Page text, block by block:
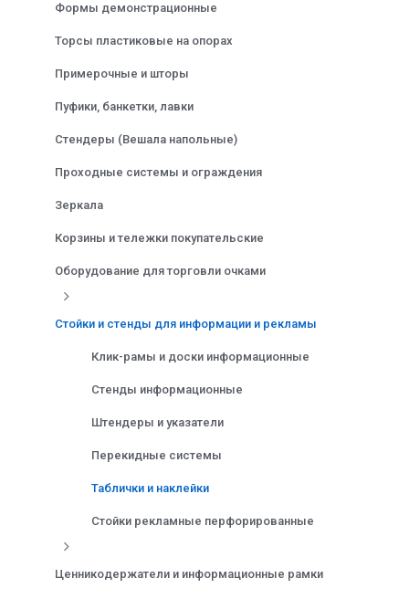
Формы демонстрационные
Торсы пластиковые на опорах
Примерочные и шторы
Пуфики, банкетки, лавки
Стендеры (Вешала напольные)
Проходные системы и ограждения
Зеркала
Корзины и тележки покупательские
Оборудование для торговли очками
Стойки и стенды для информации и рекламы
Клик-рамы и доски информационные
Стенды информационные
Штендеры и указатели
Перекидные системы
Таблички и наклейки
Стойки рекламные перфорированные
Ценникодержатели и информационные рамки